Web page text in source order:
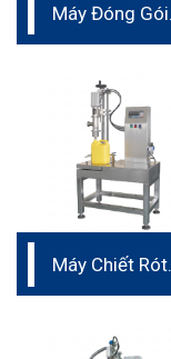
Máy Đóng Gói
Máy Chiết Rót